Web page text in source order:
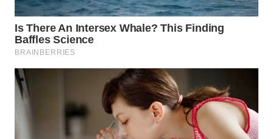
CO ID
WAHANANEWS
NET
WAHANA
SPORT